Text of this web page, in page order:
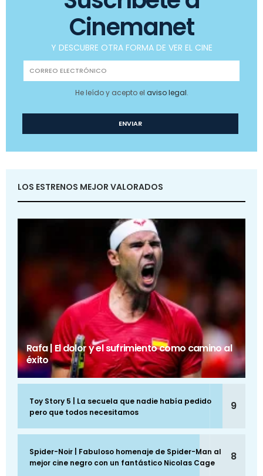
Cinemanet
Y DESCUBRE OTRA FORMA DE VER EL CINE
He leído y acepto el aviso legal.
LOS ESTRENOS MEJOR VALORADOS
Rafa | El dolor y el sufrimiento como camino al
éxito
Toy Story 5 | La secuela que nadie había pedido
pero que todos necesitamos
9
Spider-Noir | Fabuloso homenaje de Spider-Man al
mejor cine negro con un fantástico Nicolas Cage
8